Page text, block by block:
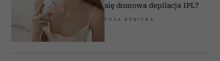
się domowa depilacja IPL?
TOLA RYBICKA